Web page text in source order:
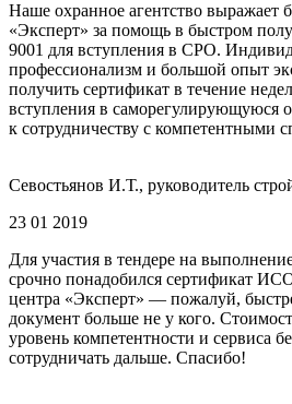
Наше охранное агентство выражает
«Эксперт» за помощь в быстром
9001 для вступления в СРО.
профессионализм и большой опыт
получить сертификат в течение
вступления в саморегулирующуюся
к сотрудничеству с компетентными
Севостьянов И.Т., руководитель
23 01 2019
Для участия в тендере на
срочно понадобился сертификат
центра «Эксперт» — пожалуй,
документ больше не у кого.
уровень компетентности и сервиса
сотрудничать дальше. Спасибо!